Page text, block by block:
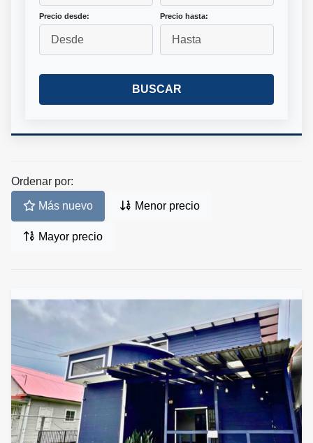
Precio desde: Precio hasta:
BUSCAR
Ordenar por:
Más nuevo Menor precio
Mayor precio